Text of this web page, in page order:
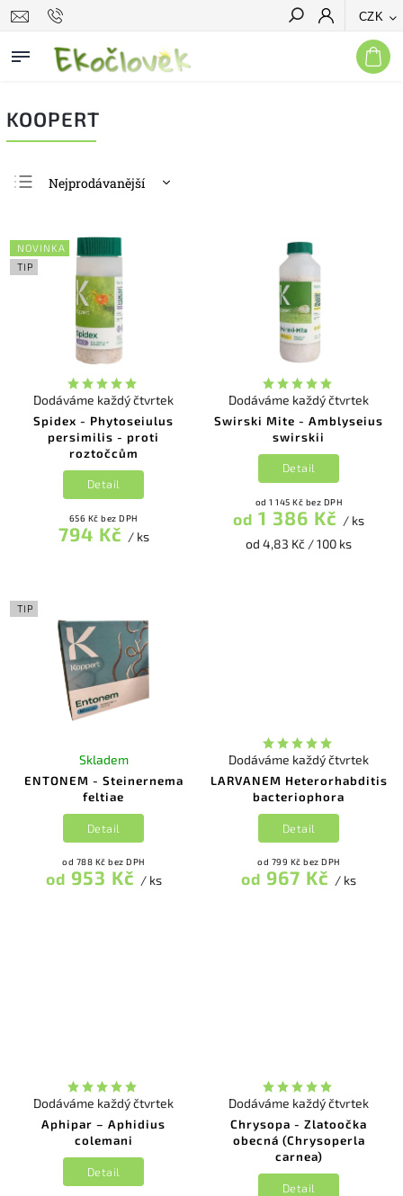
CZK
Hledat
KOOPERT
Nejprodávanější
Nejdražší
NOVINKA
TIP
Spidex - Phytoseiulus
persimilis - proti
roztočcům
Dodáváme každý čtvrtek
656 Kč bez DPH
794 Kč / ks
Detail
Swirski Mite - Amblyseius
swirskii
Dodáváme každý čtvrtek
od 1 145 Kč bez DPH
od 1 386 Kč / ks
od 4,83 Kč / 100 ks
Detail
TIP
ENTONEM - Steinernema
feltiae
Skladem
od 788 Kč bez DPH
od 953 Kč / ks
Detail
LARVANEM Heterorhabditis
bacteriophora
Dodáváme každý čtvrtek
od 799 Kč bez DPH
od 967 Kč / ks
Detail
Aphipar – Aphidius
colemani
Dodáváme každý čtvrtek
Detail
Chrysopa - Zlatoočka
obecná (Chrysoperla
carnea)
Dodáváme každý čtvrtek
Detail